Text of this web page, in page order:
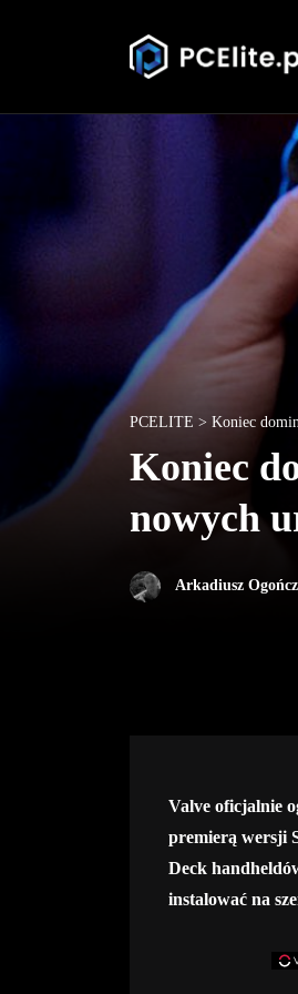
PCELITE > Koniec
Koniec
nowych
Arkadiusz
Valve oficjalnie
premierą wersji
Deck
instalować na